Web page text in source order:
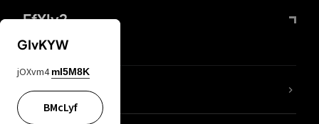
FfYIy2
KIjvtr
GIvKYW
jOXvm4 mI5M8K
BMcLyf